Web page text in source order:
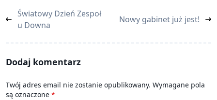
<span
class="nav-
reader-
Światowy Dzień Zespoł
u Downa
Nowy gabinet już jest!
Dodaj komentarz
Twój adres email nie zostanie opublikowany. Wymagane pola
są oznaczone *